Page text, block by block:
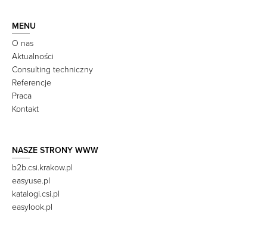
MENU
O nas
Aktualności
Consulting techniczny
Referencje
Praca
Kontakt
NASZE STRONY WWW
b2b.csi.krakow.pl
easyuse.pl
katalogi.csi.pl
easylook.pl